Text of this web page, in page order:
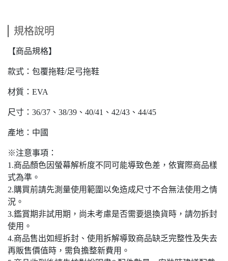
規格說明
【商品規格】
款式：包覆拖鞋/足弓拖鞋
材質：EVA
尺寸：36/37、38/39、40/41、42/43、44/45
產地：中國
※注意事項：
1.商品顏色因螢幕解析度不同可能導致色差，依實際商品樣
式為準。
2.購買前請先測量使用範圍以免造成尺寸不合無法使用之情
況。
3.鑑賞期非試用期，尚未考慮是否需要退換貨時，請勿拆封
使用。
4.商品售出如經拆封、使用拆解導致商品缺乏完整性及失去
再販售價值時，需負擔整新費用。